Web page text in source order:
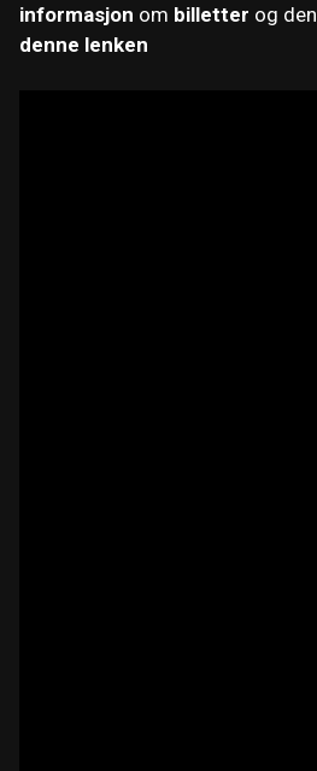
informasjon om billetter og den
denne lenken